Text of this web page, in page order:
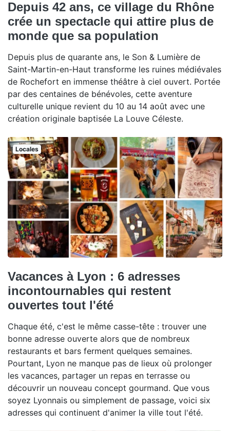
Depuis 42 ans, ce village du Rhône
crée un spectacle qui attire plus de
monde que sa population
Depuis plus de quarante ans, le Son & Lumière de
Saint-Martin-en-Haut transforme les ruines médiévales
de Rochefort en immense théâtre à ciel ouvert. Portée
par des centaines de bénévoles, cette aventure
culturelle unique revient du 10 au 14 août avec une
création originale baptisée La Louve Céleste.
Locales
Vacances à Lyon : 6 adresses
incontournables qui restent
ouvertes tout l'été
Chaque été, c'est le même casse-tête : trouver une
bonne adresse ouverte alors que de nombreux
restaurants et bars ferment quelques semaines.
Pourtant, Lyon ne manque pas de lieux où prolonger
les vacances, partager un repas en terrasse ou
découvrir un nouveau concept gourmand. Que vous
soyez Lyonnais ou simplement de passage, voici six
adresses qui continuent d'animer la ville tout l'été.